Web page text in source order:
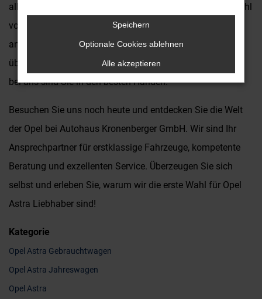
alles rund um Opel bieten wir Ihnen zusätzlich eine Vielzahl
von Serviceleistungen an, um Ihr Fahrerlebnis noch
angenehmer zu gestalten. Von regelmäßigen Wartungen
über Reparaturen bis hin zu individuellen Anpassungen -
bei uns sind Sie in den besten Händen.
Besuchen Sie uns noch heute und entdecken Sie die Welt
der Opel bei Autohaus Kronenberger GmbH. Wir sind Ihr
Ansprechpartner für erstklassige Fahrzeuge, kompetente
Beratung und exzellenten Service. Überzeugen Sie sich
selbst und erleben Sie, warum wir die erste Wahl für Opel
Astra Liebhaber sind!
Kategorie
Opel Astra Gebrauchtwagen
Opel Astra Jahreswagen
Opel Astra
Speichern
Optionale Cookies ablehnen
Alle akzeptieren